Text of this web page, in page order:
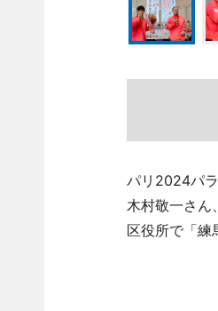
パリ2024パ
木村敬一さん
区役所で「練